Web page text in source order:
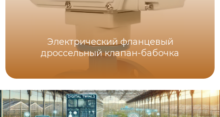
Электрический фланцевый
дроссельный клапан-бабочка